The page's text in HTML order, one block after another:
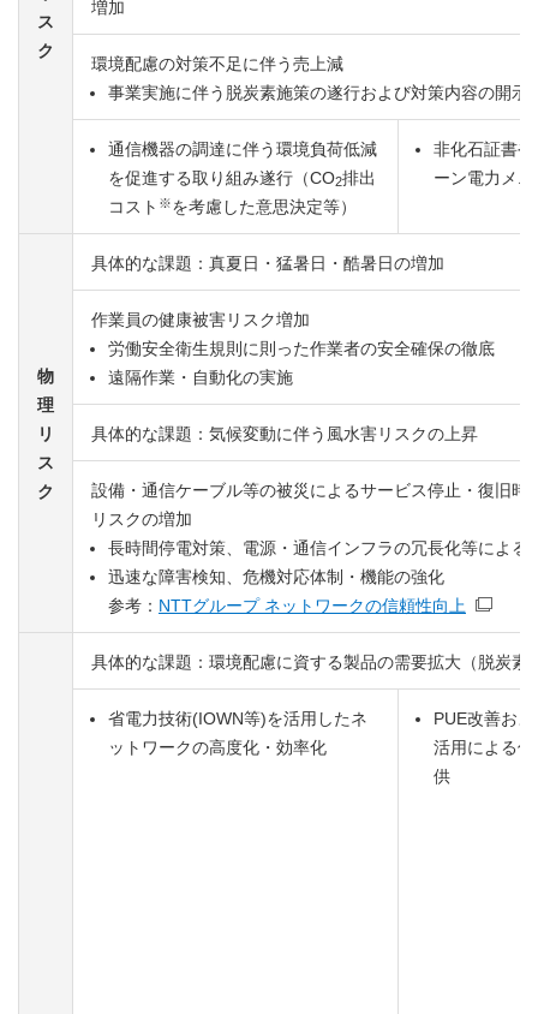
ス
ク
増加
環境配慮の対策不足に伴う売上減
事業実施に伴う脱炭素施策の遂行および対策内容の開示
通信機器の調達に伴う環境負荷低減
を促進する取り組み遂行（CO2排出
コスト ※を考慮した意思決定等）
非化石証書
ーン電力メ
物
理
リ
ス
ク
具体的な課題：真夏日・猛暑日・酷暑日の増加
作業員の健康被害リスク増加
労働安全衛生規則に則った作業者の安全確保の徹底
遠隔作業・自動化の実施
具体的な課題：気候変動に伴う風水害リスクの上昇
設備・通信ケーブル等の被災によるサービス停止・復旧時
リスクの増加
長時間停電対策、電源・通信インフラの冗長化等による
迅速な障害検知、危機対応体制・機能の強化
参考： NTTグループ ネットワークの信頼性向上
具体的な課題：環境配慮に資する製品の需要拡大（脱炭
省電力技術(IOWN等)を活用したネ
ットワークの高度化・効率化
PUE改善お
活用による
供